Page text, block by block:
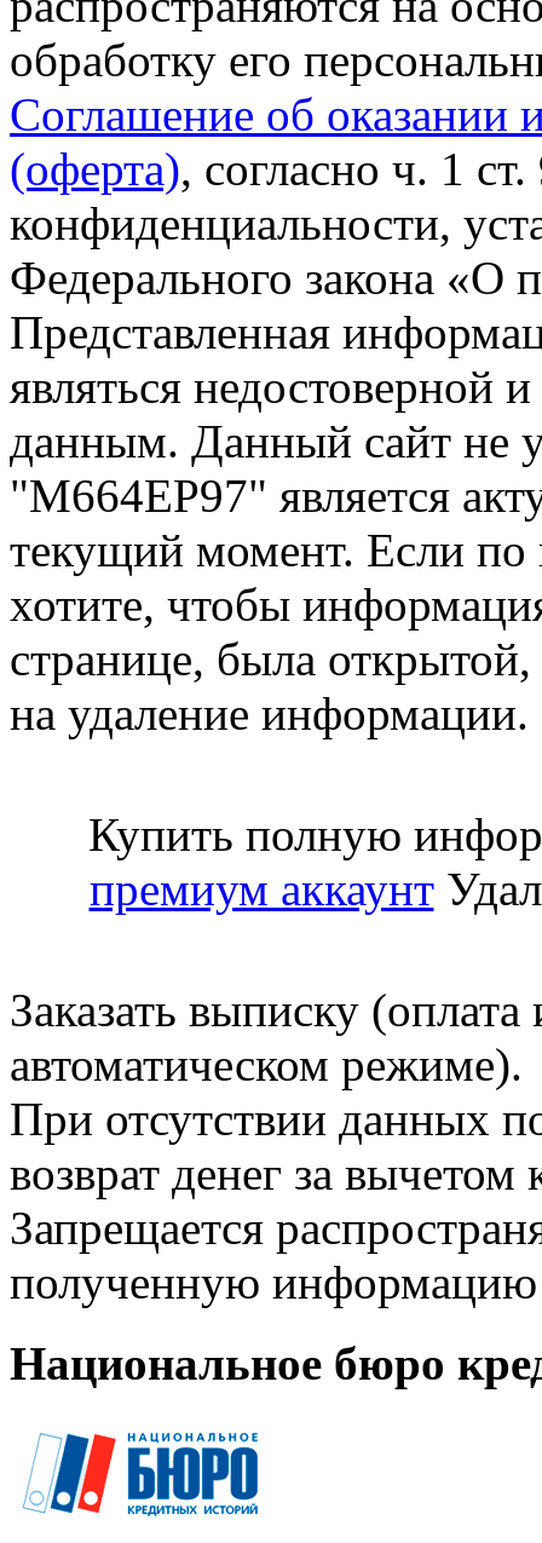
обработку его
Соглашение об оказании
(оферта), согласно ч. 1
конфиденциальности,
Федерального закона «О
Представленная
являться недостоверной
данным. Данный сайт не
"М664ЕР97" является
текущий момент. Если
хотите, чтобы
странице, была открытой,
на удаление информации.
Купить полную
премиум аккаунт
Заказать выписку
автоматическом режиме).
При отсутствии данных
возврат денег за
Запрещается
полученную информацию
Национальное бюро